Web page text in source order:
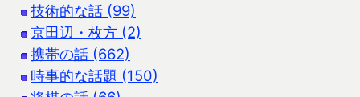
技術的な話 (99)
京田辺・枚方 (2)
携帯の話 (662)
時事的な話題 (150)